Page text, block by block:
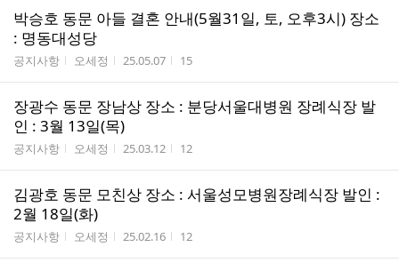
박승호 동문 아들 결혼 안내(5월31일, 토, 오후3시) 장소
: 명동대성당
게시판명
공지사항 작성자
오세정 작성시간
25.05.07 조회수
15
장광수 동문 장남상 장소 : 분당서울대병원 장례식장 발
인 : 3월 13일(목)
게시판명
공지사항 작성자
오세정 작성시간
25.03.12 조회수
12
김광호 동문 모친상 장소 : 서울성모병원장례식장 발인 :
2월 18일(화)
게시판명
공지사항 작성자
오세정 작성시간
25.02.16 조회수
12